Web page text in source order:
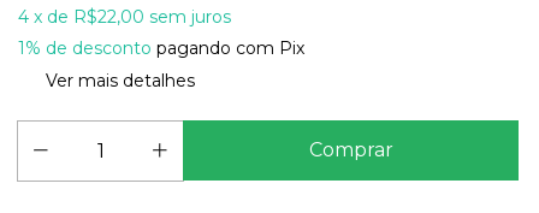
4 x de R$22,00 sem juros
1% de desconto pagando com Pix
Ver mais detalhes